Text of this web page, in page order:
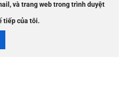
và trang web trong trình duyệt
tiếp của tôi.